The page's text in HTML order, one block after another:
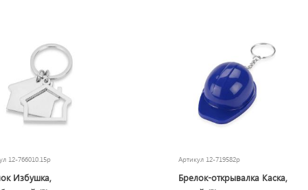
12-766010.15p
Избушка,
Артикул 12-719582p
Брелок-открывалка Каска,